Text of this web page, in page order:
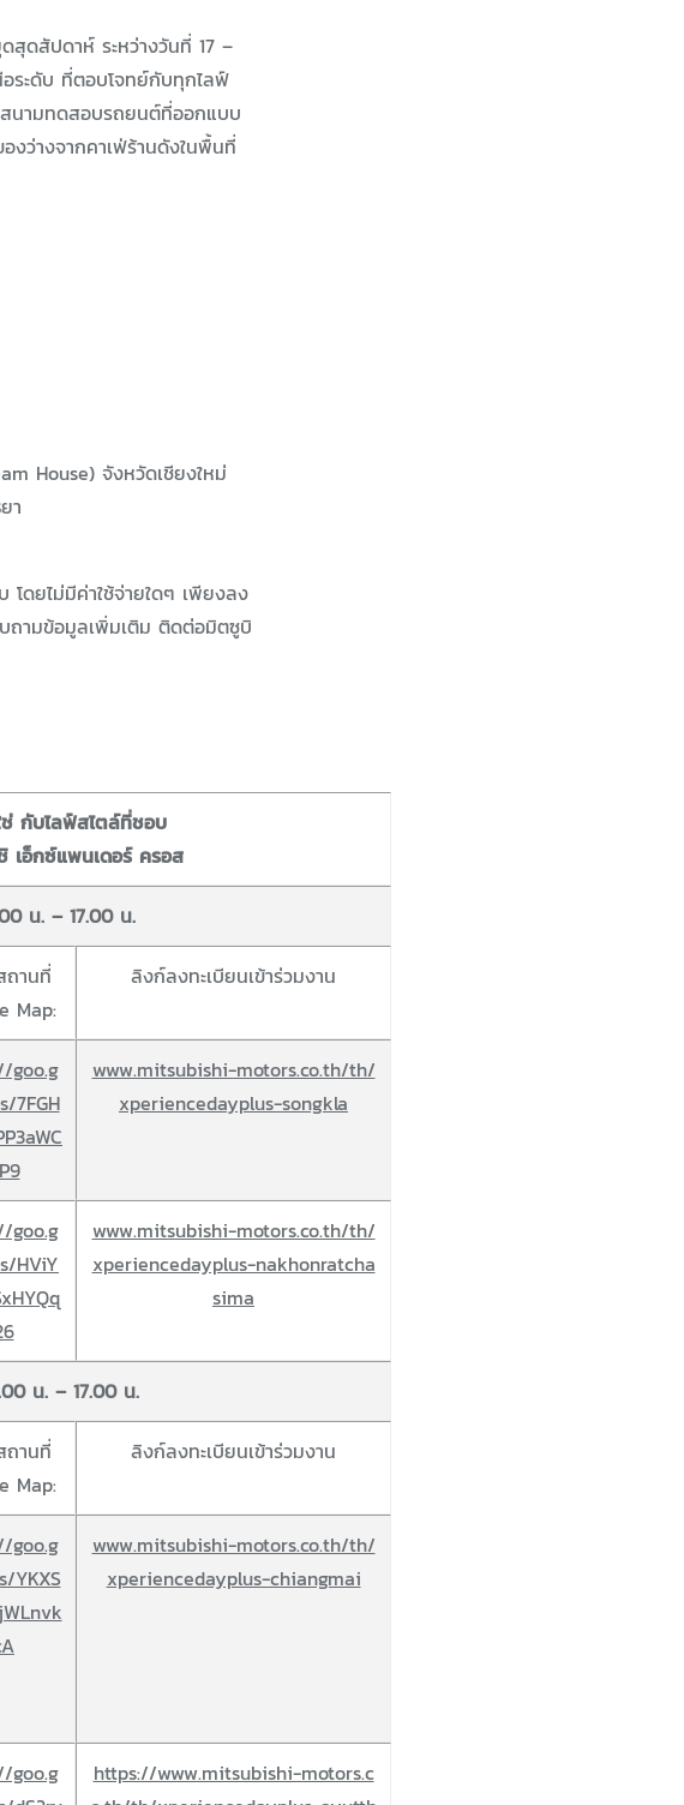
สุดสัปดาห์ ระหว่างวันที่ 17 –
ระดับ ที่ตอบโจทย์กับทุกไลฟ์
นามทดสอบรถยนต์ที่ออกแบบ
ว่างจากคาเฟ่ร้านดังในพื้นที่
House) จังหวัดเชียงใหม่
า
โดยไม่มีค่าใช้จ่ายใดๆ เพียงลง
ถามข้อมูลเพิ่มเติม ติดต่อมิตซูบิ
ช่ กับไลฟ์สไตล์ที่ชอบ
อ็กซ์แพนเดอร์ ครอส
น. – 17.00 น.
านที่
Map:
ลิงก์ลงทะเบียนเข้าร่วมงาน
goo.g
7FGH
www.mitsubishi-motors.co.th/th/
xperiencedayplus-songkla
goo.g
HViY
www.mitsubishi-motors.co.th/th/
xperiencedayplus-nakhonratcha
sima
น. – 17.00 น.
านที่
Map:
ลิงก์ลงทะเบียนเข้าร่วมงาน
goo.g
YKXS
www.mitsubishi-motors.co.th/th/
xperiencedayplus-chiangmai
goo.g
https://www.mitsubishi-motors.c